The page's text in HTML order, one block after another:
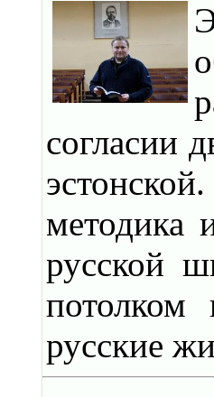
согласии
методика
русской
потолком
русские